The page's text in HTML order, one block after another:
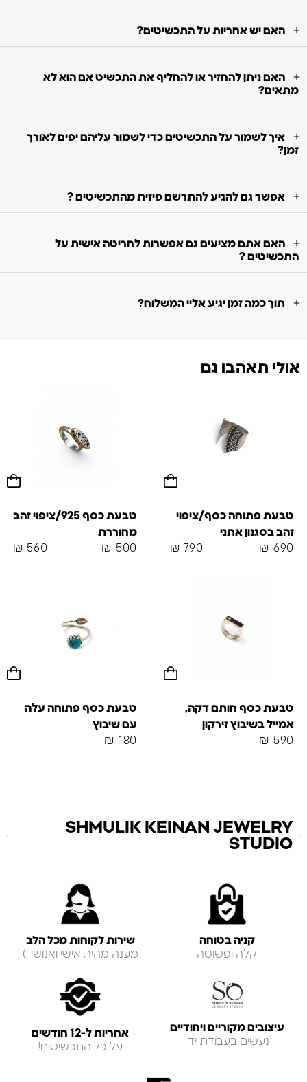
האם יש אחריות על התכשיטים?
האם ניתן להחזיר או להחליף את התכשיט אם הוא לא
מתאים?
איך לשמור על התכשיטים כדי לשמור עליהם יפים לאורך
זמן?
אפשר גם להגיע להתרשם פיזית מהתכשיטים ?
האם אתם מציעים גם אפשרות לחריטה אישית על
התכשיטים ?
תוך כמה זמן יגיע אליי המשלוח?
אולי תאהבו גם
טבעת פתוחה כסף/ציפוי
זהב בסגנון אתני
₪ 690
–
₪ 790
טבעת כסף 925/ציפוי זהב
מחוררת
₪ 500
–
₪ 560
טבעת כסף חותם דקה,
אמייל בשיבוץ זירקון
₪ 590
טבעת כסף פתוחה עלה
עם שיבוץ
₪ 180
SHMULIK KEINAN JEWELRY
STUDIO
קניה בטוחה
קלה ופשוטה
שירות לקוחות מכל הלב
מענה מהיר, אישי ואנושי :)
עיצובים מקוריים ויחודיים
נעשים בעבודת יד
אחריות ל-12 חודשים
על כל התכשיטים!